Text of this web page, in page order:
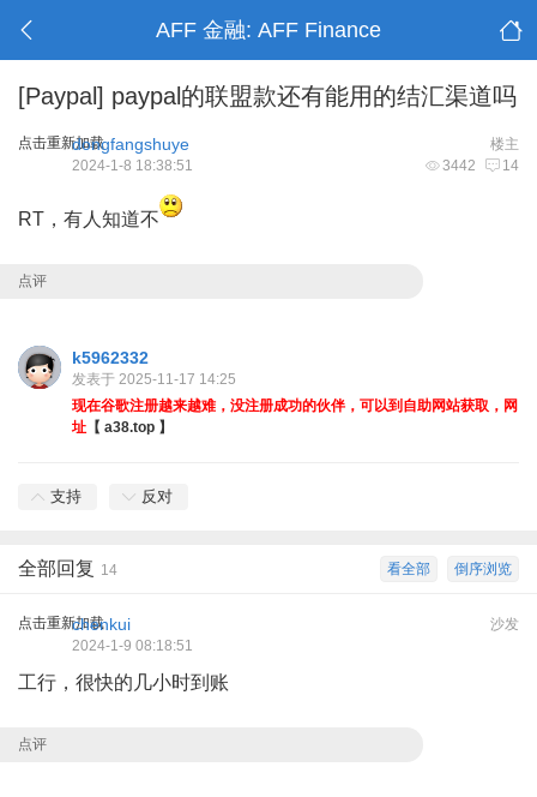
AFF 金融: AFF Finance
[Paypal] paypal的联盟款还有能用的结汇渠道吗
点击重新加载 楼主
dongfangshuye
3442 14
2024-1-8 18:38:51
RT，有人知道不
点评
k5962332
发表于 2025-11-17 14:25
现在谷歌注册越来越难，没注册成功的伙伴，可以到自助网站获取，网
址 【 a38.top 】
支持 反对
倒序浏览
看全部
全部回复 14
点击重新加载 沙发
chenkui
2024-1-9 08:18:51
工行，很快的几小时到账
点评